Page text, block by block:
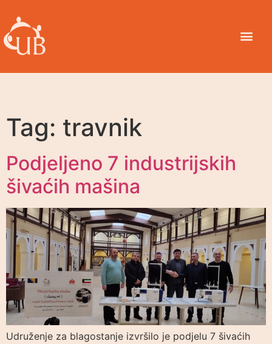
Tag: travnik
Podjeljeno 7 industrijskih
šivaćih mašina
Udruženje za blagostanje izvršilo je podjelu 7 šivaćih